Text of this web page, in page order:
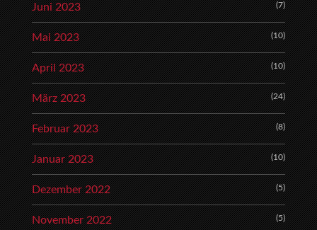
Juni 2023 (7)
Mai 2023 (10)
April 2023 (10)
März 2023 (24)
Februar 2023 (8)
Januar 2023 (10)
Dezember 2022 (5)
November 2022 (5)